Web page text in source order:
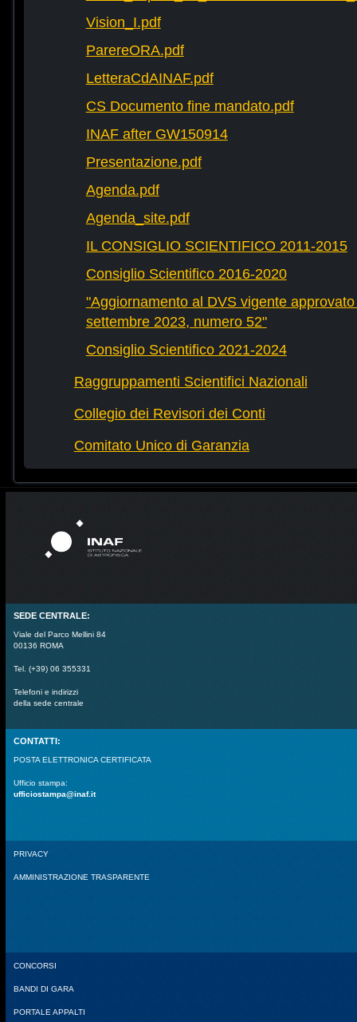
Vision_I.pdf
ParereORA.pdf
LetteraCdAINAF.pdf
CS Documento fine mandato.pdf
INAF after GW150914
Presentazione.pdf
Agenda.pdf
Agenda_site.pdf
IL CONSIGLIO SCIENTIFICO 2011-2015
Consiglio Scientifico 2016-2020
"Aggiornamento al DVS vigente
settembre 2023, numero 52"
Consiglio Scientifico 2021-2024
Raggruppamenti Scientifici Nazionali
Collegio dei Revisori dei Conti
Comitato Unico di Garanzia
SEDE CENTRALE:
Viale del Parco Mellini 84
00136 ROMA
Tel. (+39) 06 355331
Telefoni e indirizzi
della sede centrale
CONTATTI:
POSTA ELETTRONICA CERTIFICATA
Ufficio stampa:
ufficiostampa@inaf.it
PRIVACY
AMMINISTRAZIONE TRASPARENTE
CONCORSI
BANDI DI GARA
PORTALE APPALTI